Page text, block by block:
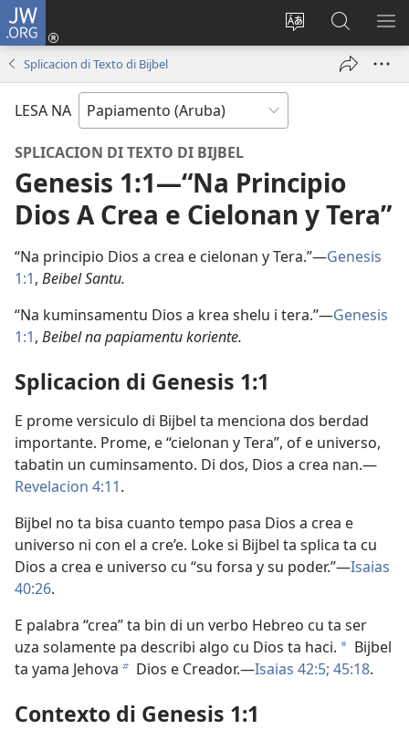
JW.ORG
Cambia
Log
window)
Busca
Riba
JW.ORG
Splicacion di Texto di Bijbel
LESA NA
SPLICACION DI TEXTO DI BIJBEL
Genesis 1:1​—“Na Principio
Dios A Crea e Cielonan y Tera”
“Na principio Dios a crea e cielonan y Tera.”—Genesis
1:1, Beibel Santu.
“Na kuminsamentu Dios a krea shelu i tera.”—Genesis
1:1, Beibel na papiamentu koriente.
Splicacion di Genesis 1:1
E prome versiculo di Bijbel ta menciona dos berdad
importante. Prome, e “cielonan y Tera”, of e universo,
tabatin un cuminsamento. Di dos, Dios a crea nan.—
Revelacion 4:11.
Bijbel no ta bisa cuanto tempo pasa Dios a crea e
universo ni con el a cre’e. Loke si Bijbel ta splica ta cu
Dios a crea e universo cu “su forsa y su poder.”—Isaias
40:26.
E palabra “crea” ta bin di un verbo Hebreo cu ta ser
uza solamente pa describi algo cu Dios ta haci. a Bijbel
ta yama Jehova b Dios e Creador.—Isaias 42:5; 45:18.
Contexto di Genesis 1:1